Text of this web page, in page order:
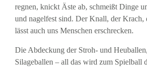
regnen, knickt Äste ab, schmeißt Dinge
und nagelfest sind. Der Knall, der Krach,
lässt auch uns Menschen erschrecken.
Die Abdeckung der Stroh- und
Silageballen – all das wird zum Spielball